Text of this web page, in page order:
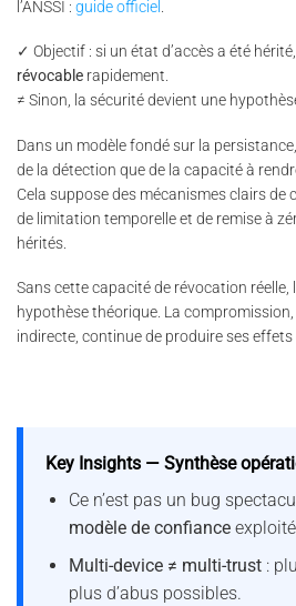
l’ANSSI : guide officiel
✓ Objectif : si un état d’accès a été
révocable rapidement.
≠ Sinon, la sécurité devient une
Dans un modèle fondé sur la
de la détection que de la capacité à
Cela suppose des mécanismes clairs de
de limitation temporelle et de remise à
hérités.
Sans cette capacité de révocation réelle,
hypothèse théorique. La
indirecte, continue de produire ses effets
Key Insights — Synthèse
Ce n’est pas un bug
modèle de confiance
Multi-device ≠ multi-trust:
plus d’abus possibles.